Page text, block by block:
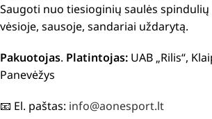
Saugoti nuo tiesioginių saulės
vėsioje, sausoje, sandariai uždarytą.
Pakuotojas. Platintojas: UAB „Rilis“,
Panevėžys
📧 El. paštas: info@aonesport.lt